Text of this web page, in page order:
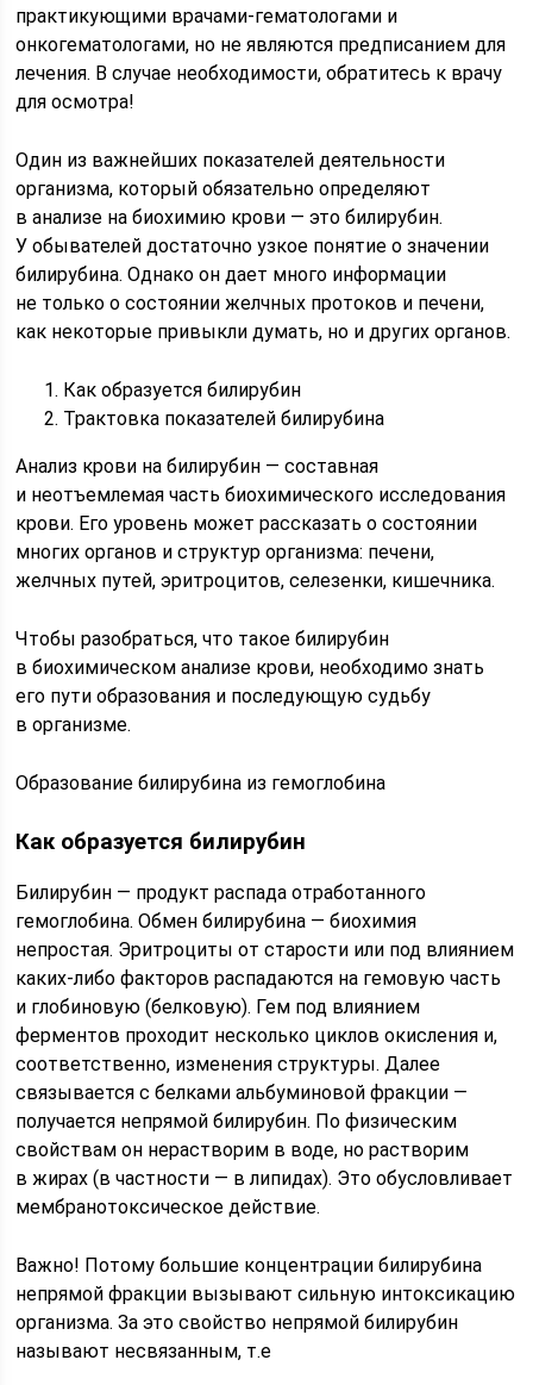
практикующими врачами-гематологами и
онкогематологами, но не являются предписанием для
лечения. В случае необходимости, обратитесь к врачу
для осмотра!
Один из важнейших показателей деятельности
организма, который обязательно определяют
в анализе на биохимию крови — это билирубин.
У обывателей достаточно узкое понятие о значении
билирубина. Однако он дает много информации
не только о состоянии желчных протоков и печени,
как некоторые привыкли думать, но и других органов.
Как образуется билирубин
Трактовка показателей билирубина
Анализ крови на билирубин — составная
и неотъемлемая часть биохимического исследования
крови. Его уровень может рассказать о состоянии
многих органов и структур организма: печени,
желчных путей, эритроцитов, селезенки, кишечника.
Чтобы разобраться, что такое билирубин
в биохимическом анализе крови, необходимо знать
его пути образования и последующую судьбу
в организме.
Образование билирубина из гемоглобина
Как образуется билирубин
Билирубин — продукт распада отработанного
гемоглобина. Обмен билирубина — биохимия
непростая. Эритроциты от старости или под влиянием
каких-либо факторов распадаются на гемовую часть
и глобиновую (белковую). Гем под влиянием
ферментов проходит несколько циклов окисления и,
соответственно, изменения структуры. Далее
связывается с белками альбуминовой фракции —
получается непрямой билирубин. По физическим
свойствам он нерастворим в воде, но растворим
в жирах (в частности — в липидах). Это обусловливает
мембранотоксическое действие.
Важно! Потому большие концентрации билирубина
непрямой фракции вызывают сильную интоксикацию
организма. За это свойство непрямой билирубин
называют несвязанным, т.е